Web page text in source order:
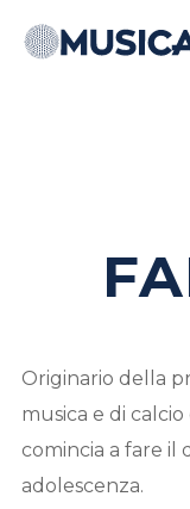
Originario della
musica e di
comincia a fare il
adolescenza.